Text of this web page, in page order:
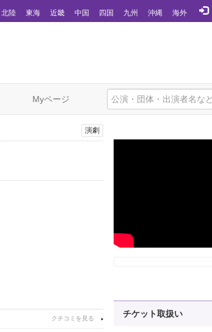
北陸 東海 近畿 中国 四国 九州 沖縄 海外
Myページ
演劇
チケット取扱い